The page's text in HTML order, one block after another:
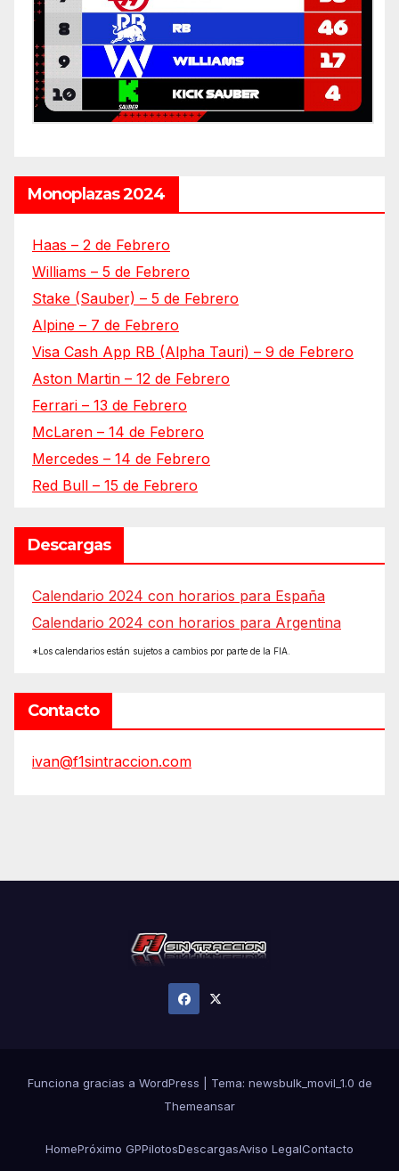
Monoplazas 2024
Haas – 2 de Febrero
Williams – 5 de Febrero
Stake (Sauber) – 5 de Febrero
Alpine – 7 de Febrero
Visa Cash App RB (Alpha Tauri) – 9 de Febrero
Aston Martin – 12 de Febrero
Ferrari – 13 de Febrero
McLaren – 14 de Febrero
Mercedes – 14 de Febrero
Red Bull – 15 de Febrero
Descargas
Calendario 2024 con horarios para España
Calendario 2024 con horarios para Argentina
*Los calendarios están sujetos a cambios por parte de la FIA.
Contacto
ivan@f1sintraccion.com
Funciona gracias a WordPress Tema: newsbulk_movil_1.0 de
Themeansar
HomePróximo GPPilotosDescargasAviso LegalContacto